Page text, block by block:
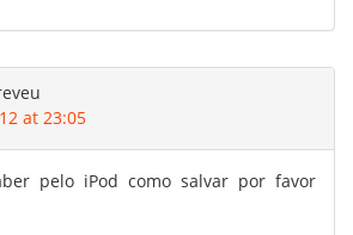
at 23:05
pelo iPod como salvar por favor